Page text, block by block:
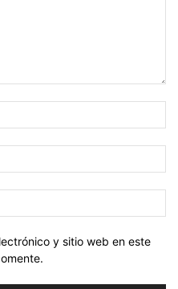
y sitio web en este